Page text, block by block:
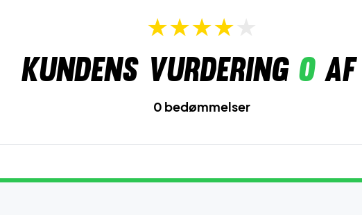
Kundens vurdering 0af
0 bedømmelser